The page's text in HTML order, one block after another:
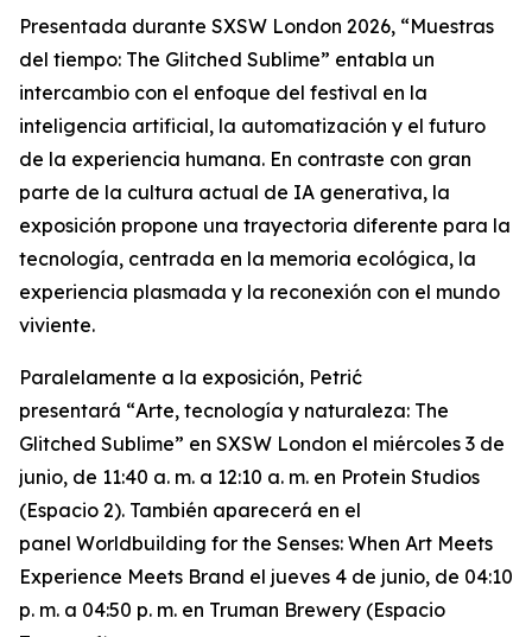
Presentada durante SXSW London 2026, “Muestras
del tiempo: The Glitched Sublime” entabla un
intercambio con el enfoque del festival en la
inteligencia artificial, la automatización y el futuro
de la experiencia humana. En contraste con gran
parte de la cultura actual de IA generativa, la
exposición propone una trayectoria diferente para la
tecnología, centrada en la memoria ecológica, la
experiencia plasmada y la reconexión con el mundo
viviente.
Paralelamente a la exposición, Petrić
presentará “Arte, tecnología y naturaleza: The
Glitched Sublime” en SXSW London el miércoles 3 de
junio, de 11:40 a. m. a 12:10 a. m. en Protein Studios
(Espacio 2). También aparecerá en el
panel Worldbuilding for the Senses: When Art Meets
Experience Meets Brand el jueves 4 de junio, de 04:10
p. m. a 04:50 p. m. en Truman Brewery (Espacio